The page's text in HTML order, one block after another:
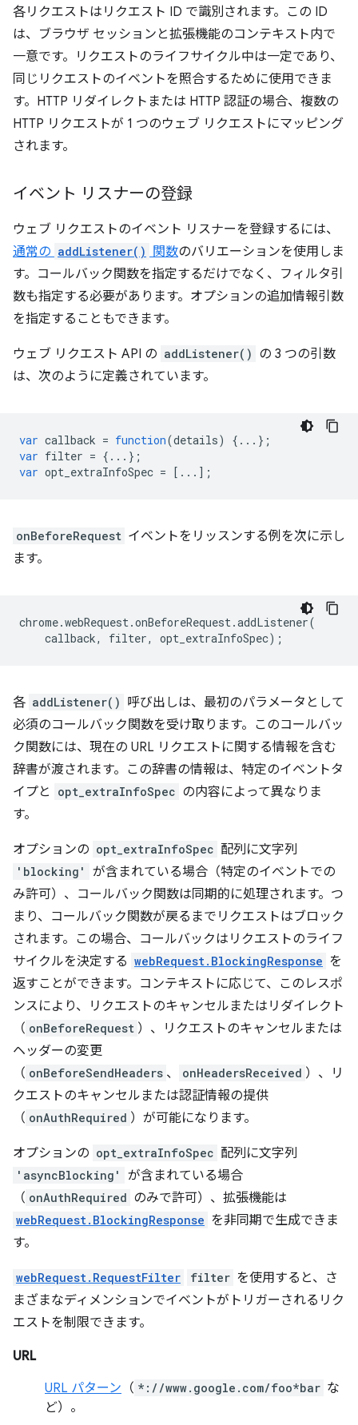
各リクエストはリクエスト ID で識別されます。この ID
は、ブラウザ セッションと拡張機能のコンテキスト内で
一意です。リクエストのライフサイクル中は一定であり、
同じリクエストのイベントを照合するために使用できま
す。HTTP リダイレクトまたは HTTP 認証の場合、複数の
HTTP リクエストが 1 つのウェブ リクエストにマッピング
されます。
イベント リスナーの登録
ウェブ リクエストのイベント リスナーを登録するには、
通常の addListener() 関数のバリエーションを使用しま
す。コールバック関数を指定するだけでなく、フィルタ引
数も指定する必要があります。オプションの追加情報引数
を指定することもできます。
ウェブ リクエスト API の addListener() の 3 つの引数
は、次のように定義されています。
var callback = function(details)
{...};
var filter = {...};
var opt_extraInfoSpec = [...];
onBeforeRequest イベントをリッスンする例を次に示し
ます。
chrome.webRequest.onBeforeRequest.addListener(
callback, filter, opt_extraInfoSpec);
各 addListener() 呼び出しは、最初のパラメータとして
必須のコールバック関数を受け取ります。このコールバッ
ク関数には、現在の URL リクエストに関する情報を含む
辞書が渡されます。この辞書の情報は、特定のイベントタ
イプと
opt_extraInfoSpec の内容によって異なりま
す。
オプションの opt_extraInfoSpec 配列に文字列
'blocking'
が含まれている場合（特定のイベントでの
み許可）、コールバック関数は同期的に処理されます。つ
まり、コールバック関数が戻るまでリクエストはブロック
されます。この場合、コールバックはリクエストのライフ
サイクルを決定する webRequest.BlockingResponse を
返すことができます。コンテキストに応じて、このレスポ
ンスにより、リクエストのキャンセルまたはリダイレクト
（ onBeforeRequest ）、リクエストのキャンセルまたは
ヘッダーの変更
（ onBeforeSendHeaders 、 onHeadersReceived ）、リ
クエストのキャンセルまたは認証情報の提供
（ onAuthRequired ）が可能になります。
オプションの opt_extraInfoSpec 配列に文字列
'asyncBlocking'
が含まれている場合
（ onAuthRequired のみで許可）、拡張機能は
webRequest.BlockingResponse を非同期で生成できま
す。
webRequest.RequestFilter filter を使用すると、さ
まざまなディメンションでイベントがトリガーされるリク
エストを制限できます。
URL
URL パターン （ *://www.google.com/foo*bar な
ど）。